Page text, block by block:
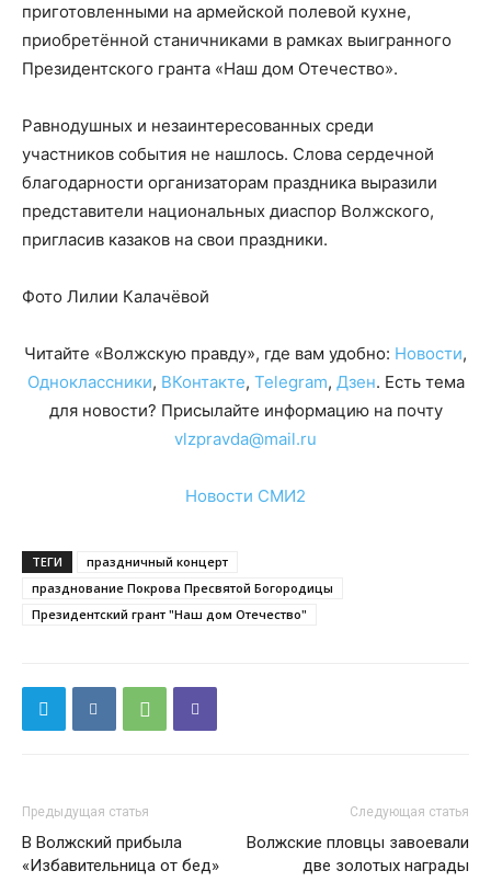
приготовленными на армейской полевой кухне,
приобретённой станичниками в рамках выигранного
Президентского гранта «Наш дом Отечество».
Равнодушных и незаинтересованных среди
участников события не нашлось. Слова сердечной
благодарности организаторам праздника выразили
представители национальных диаспор Волжского,
пригласив казаков на свои праздники.
Фото Лилии Калачёвой
Читайте «Волжскую правду», где вам удобно: Новости,
Одноклассники, ВКонтакте, Telegram, Дзен. Есть тема
для новости? Присылайте информацию на почту
vlzpravda@mail.ru
Новости СМИ2
ТЕГИ
праздничный концерт
празднование Покрова Пресвятой Богородицы
Президентский грант "Наш дом Отечество"
Предыдущая статья
В Волжский прибыла
«Избавительница от бед»
Следующая статья
Волжские пловцы завоевали
две золотых награды